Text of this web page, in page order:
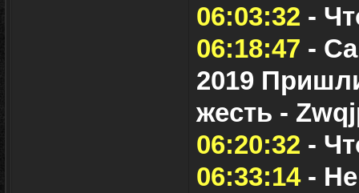
06:03:32 -
06:18:47 -
2019
жесть -
06:20:32 -
06:33:14- Не